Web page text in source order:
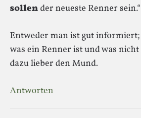
sollender neueste Renner sein.“
Entweder man ist gut
was ein Renner ist und was
dazu lieber den Mund.
Antworten